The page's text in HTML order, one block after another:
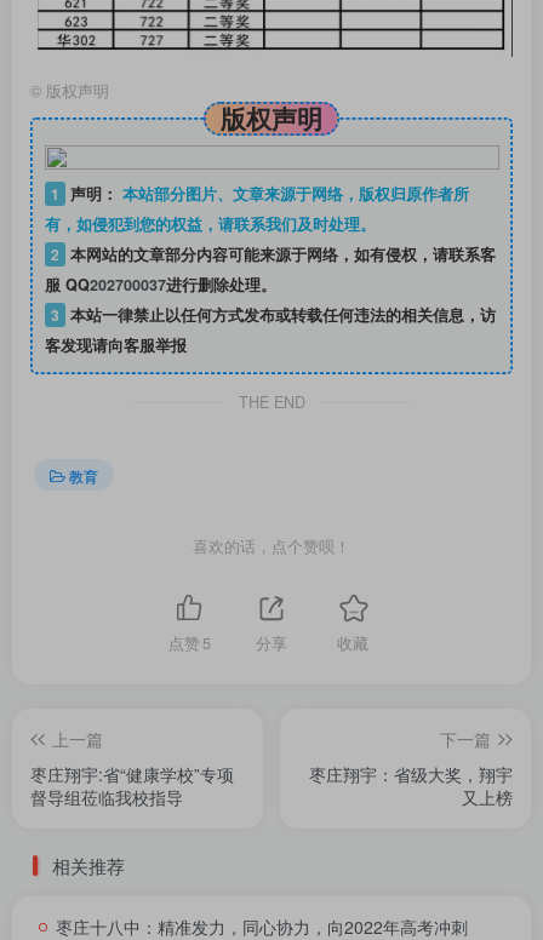
© 版权声明
版权声明
1 声明： 本站部分图片、文章来源于网络，版权归原作者所
有，如侵犯到您的权益，请联系我们及时处理。
2 本网站的文章部分内容可能来源于网络，如有侵权，请联系客
服 QQ202700037进行删除处理。
3 本站一律禁止以任何方式发布或转载任何违法的相关信息，访
客发现请向客服举报
THE END
教育
喜欢的话，点个赞呗！
点赞 5 分享 收藏
上一篇
枣庄翔宇:省“健康学校”专项
督导组莅临我校指导
下一篇
枣庄翔宇：省级大奖，翔宇
又上榜
相关推荐
枣庄十八中：精准发力，同心协力，向2022年高考冲刺